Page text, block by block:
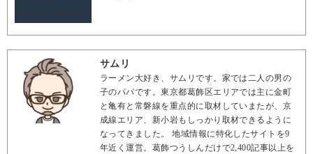
サムリ
ラーメン大好き、サムリです。家では二人の男の
子のパパです。東京都葛飾区エリアでは主に金町
と亀有と常磐線を重点的に取材していまたが、京
成線エリア、新小岩もしっかり取材できるように
なってきました。 地域情報に特化したサイトを9
年近く運営。葛飾つうしんだけで2,400記事以上を